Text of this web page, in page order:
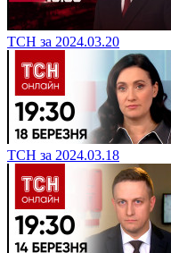
ТСН за 2024.03.20
ТСН за 2024.03.18